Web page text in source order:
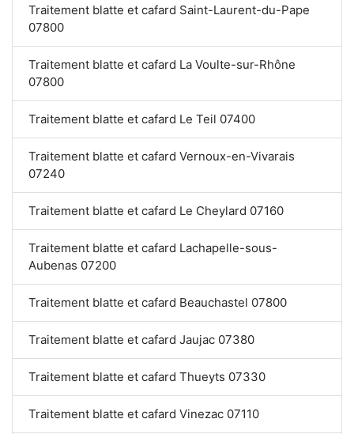
Traitement blatte et cafard Saint-Laurent-du-Pape
07800
Traitement blatte et cafard La Voulte-sur-Rhône
07800
Traitement blatte et cafard Le Teil 07400
Traitement blatte et cafard Vernoux-en-Vivarais
07240
Traitement blatte et cafard Le Cheylard 07160
Traitement blatte et cafard Lachapelle-sous-
Aubenas 07200
Traitement blatte et cafard Beauchastel 07800
Traitement blatte et cafard Jaujac 07380
Traitement blatte et cafard Thueyts 07330
Traitement blatte et cafard Vinezac 07110